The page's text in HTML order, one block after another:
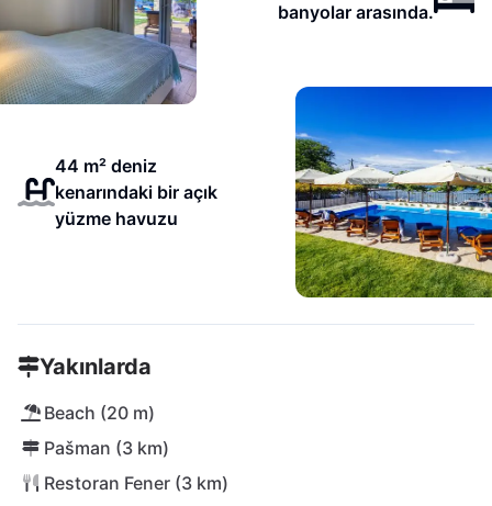
banyolar arasında.
44 m² deniz
kenarındaki bir açık
yüzme havuzu
Yakınlarda
Beach (20 m)
Pašman (3 km)
Restoran Fener (3 km)